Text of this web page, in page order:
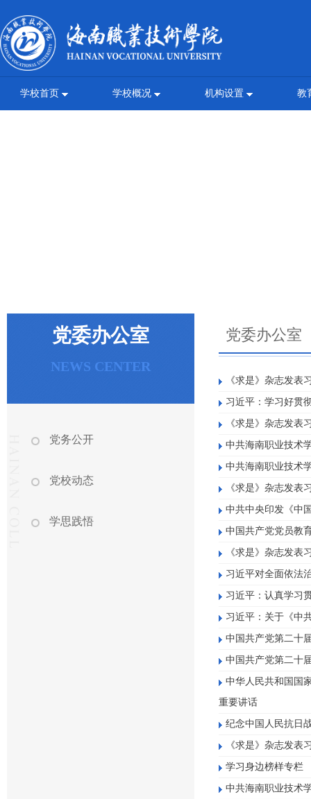
学校首页 学校概况 机构设置 教
党委办公室
NEWS CENTER
党务公开
党校动态
学思践悟
党委办公室
《求是》杂志发表
习近平：学习好贯
《求是》杂志发表
中共海南职业技术
中共海南职业技术
《求是》杂志发表
中共中央印发《中
中国共产党党员教
《求是》杂志发表
习近平对全面依法
习近平：认真学习
习近平：关于《中
中国共产党第二十
中国共产党第二十
中华人民共和国国
重要讲话
纪念中国人民抗日
《求是》杂志发
学习身边榜样专栏
中共海南职业技术